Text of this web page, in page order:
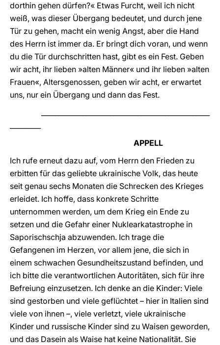
dorthin gehen dürfen?« Etwas Furcht, weil ich nicht
weiß, was dieser Übergang bedeutet, und durch jene
Tür zu gehen, macht ein wenig Angst, aber die Hand
des Herrn ist immer da. Er bringt dich voran, und wenn
du die Tür durchschritten hast, gibt es ein Fest. Geben
wir acht, ihr lieben »alten Männer« und ihr lieben »alten
Frauen«, Altersgenossen, geben wir acht, er erwartet
uns, nur ein Übergang und dann das Fest.
APPELL
Ich rufe erneut dazu auf, vom Herrn den Frieden zu
erbitten für das geliebte ukrainische Volk, das heute
seit genau sechs Monaten die Schrecken des Krieges
erleidet. Ich hoffe, dass konkrete Schritte
unternommen werden, um dem Krieg ein Ende zu
setzen und die Gefahr einer Nuklearkatastrophe in
Saporischschja abzuwenden. Ich trage die
Gefangenen im Herzen, vor allem jene, die sich in
einem schwachen Gesundheitszustand befinden, und
ich bitte die verantwortlichen Autoritäten, sich für ihre
Befreiung einzusetzen. Ich denke an die Kinder: Viele
sind gestorben und viele geflüchtet – hier in Italien sind
viele von ihnen –, viele verletzt, viele ukrainische
Kinder und russische Kinder sind zu Waisen geworden,
und das Dasein als Waise hat keine Nationalität. Sie